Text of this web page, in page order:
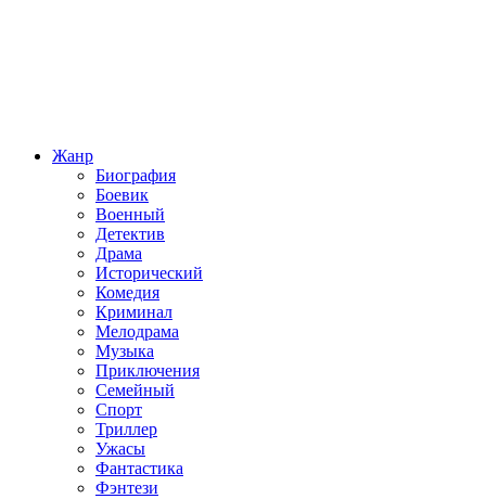
Жанр
Биография
Боевик
Военный
Детектив
Драма
Исторический
Комедия
Криминал
Мелодрама
Музыка
Приключения
Семейный
Спорт
Триллер
Ужасы
Фантастика
Фэнтези